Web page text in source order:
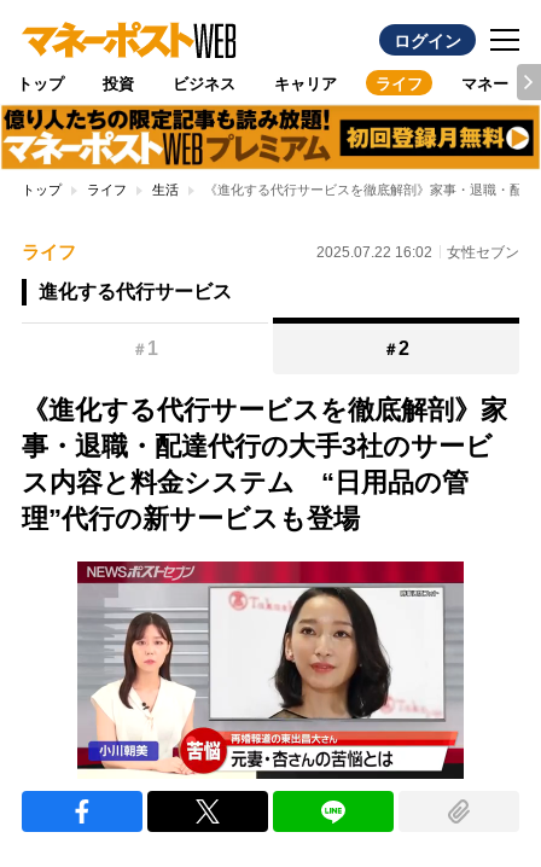
ログイン
トップ 投資 ビジネス キャリア ライフ マネー
トップ ライフ 生活 《進化する代行サービスを徹底解剖》家事・退職・配
ライフ 2025.07.22 16:02 女性セブン
進化する代行サービス
＃ 1 ＃2
《進化する代行サービスを徹底解剖》家
事・退職・配達代行の大手3社のサービ
ス内容と料金システム “日用品の管
理”代行の新サービスも登場